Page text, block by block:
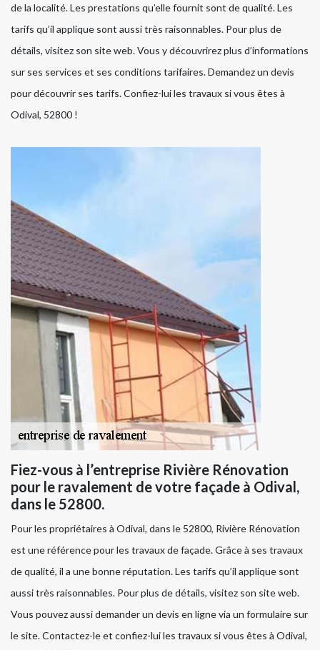
de la localité. Les prestations qu’elle fournit sont de qualité. Les
tarifs qu’il applique sont aussi très raisonnables. Pour plus de
détails, visitez son site web. Vous y découvrirez plus d’informations
sur ses services et ses conditions tarifaires. Demandez un devis
pour découvrir ses tarifs. Confiez-lui les travaux si vous êtes à
Odival, 52800 !
Fiez-vous à l’entreprise Rivière Rénovation
pour le ravalement de votre façade à Odival,
dans le 52800.
Pour les propriétaires à Odival, dans le 52800, Rivière Rénovation
est une référence pour les travaux de façade. Grâce à ses travaux
de qualité, il a une bonne réputation. Les tarifs qu’il applique sont
aussi très raisonnables. Pour plus de détails, visitez son site web.
Vous pouvez aussi demander un devis en ligne via un formulaire sur
le site. Contactez-le et confiez-lui les travaux si vous êtes à Odival,